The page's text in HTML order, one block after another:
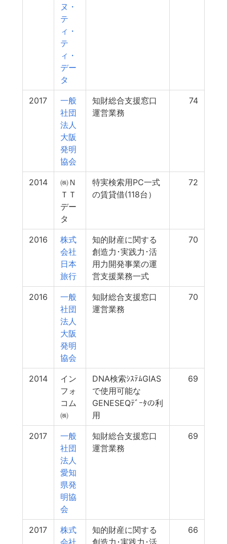
ヌ・
テ
ィ・
テ
ィ・
デー
タ
2017
一般
社団
法人
大阪
発明
協会
知財総合支援窓口
運営業務
74
2014
㈱Ｎ
ＴＴ
デー
タ
特実検索用PC一式
の賃貸借(118台）
72
2016
株式
会社
日本
旅行
知的財産に関する
創造力･実践力･活
用力開発事業の運
営支援業務一式
70
2016
一般
社団
法人
大阪
発明
協会
知財総合支援窓口
運営業務
70
2014
イン
フォ
コム
㈱
DNA検索ｼｽﾃﾑGIAS
で使用可能な
GENESEQﾃﾞｰﾀの利
用
69
2017
一般
社団
法人
愛知
県発
明協
会
知財総合支援窓口
運営業務
69
2017
株式
会社
知的財産に関する
創造力･実践力･活
66